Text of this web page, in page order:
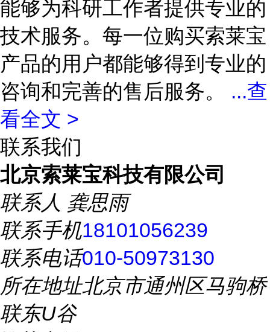
能够为科研工作者提供专业的
技术服务。每一位购买索莱宝
产品的用户都能够得到专业的
咨询和完善的售后服务。 ...查
看全文 >
联系我们
北京索莱宝科技有限公司
联系人 龚思雨
联系手机18101056239
联系电话010-50973130
所在地址北京市通州区马驹桥
联东U谷